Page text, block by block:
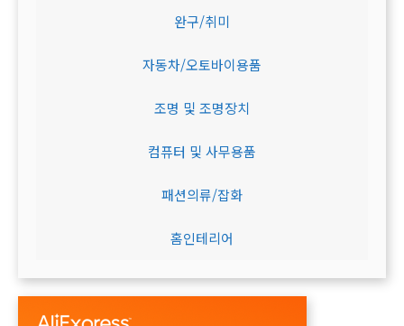
완구/취미
자동차/오토바이용품
조명 및 조명장치
컴퓨터 및 사무용품
패션의류/잡화
홈인테리어